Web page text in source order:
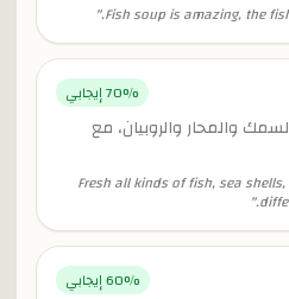
Fish soup is amazing, the
"
70% إيجابي
والمحار والروبيان، مع
Fresh all kinds of fish, sea
"
60% إيجابي